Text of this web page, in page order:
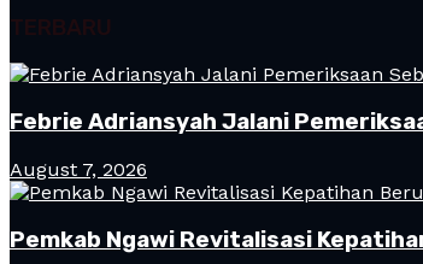
TERBARU
Febrie Adriansyah Jalani
August 7, 2026
Pemkab Ngawi Revitalisasi